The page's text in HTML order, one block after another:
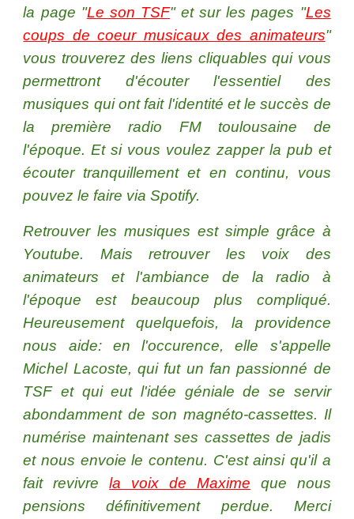
la page "Le son TSF" et sur les pages "Les
coups de coeur musicaux des animateurs"
vous trouverez des liens cliquables qui vous
permettront d'écouter l'essentiel des
musiques qui ont fait l'identité et le succès de
la première radio FM toulousaine de
l'époque.Et si vous voulez zapper la pub et
écouter tranquillement et en continu, vous
pouvez le faire via Spotify.
Retrouver les musiques est simple grâce à
Youtube. Mais retrouver les voix des
animateurs et l'ambiance de la radio à
l'époque est beaucoup plus compliqué.
Heureusement quelquefois, la providence
nous aide: en l'occurence, elle s'appelle
Michel Lacoste, qui fut un fan passionné de
TSF et qui eut l'idée géniale de se servir
abondamment de son magnéto-cassettes. Il
numérise maintenant ses cassettes de jadis
et nous envoie le contenu. C'est ainsi qu'il a
fait revivrela voix de Maxime que nous
pensions définitivement perdue. Merci